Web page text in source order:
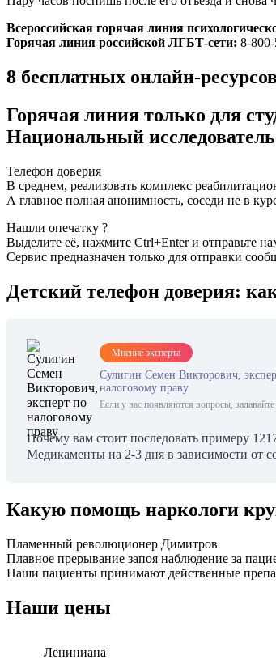
Всероссийская горячая линия
Горячая линия российской ЛГБТ-сети: 8-
8 бесплатных онлайн-
Горячая линия только для
Национальный
Телефон доверия
В среднем, реализовать комплекс
А главное полная анонимность, соседи не в
Нашли опечатку ?
Выделите её, нажмите Ctrl+Enter и отправьте
Сервис предназначен только для отправки
Детский телефон доверия:
Мнение эксперта
Сулигин Семен Викторович,
налоговому праву
Если у вас появляются вопросы,
Почему вам стоит последовать примеру
Медикаменты на 2-3 дня в зависимости от
Какую помощь наркологи
Пламенный революционер Димитров
Плавное прерывание запоя наблюдение за
Наши пациенты принимают действенные
Наши цены
Лениниана